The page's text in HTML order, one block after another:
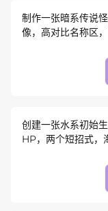
制作一张暗系传说
像，高对比名称区
创建一张水系初始
HP，两个短招式，